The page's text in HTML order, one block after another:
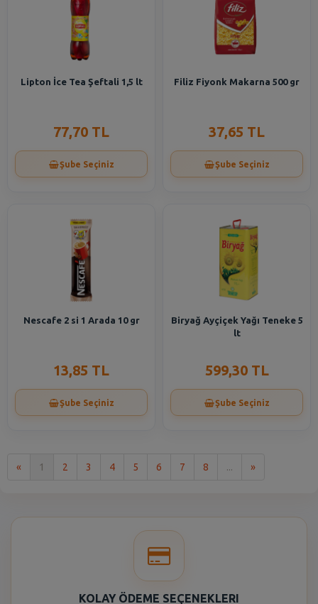
Lipton İce Tea Şeftali 1,5 lt
77,70 TL
Şube Seçiniz
Filiz Fiyonk Makarna 500 gr
37,65 TL
Şube Seçiniz
Nescafe 2 si 1 Arada 10 gr
13,85 TL
Şube Seçiniz
Biryağ Ayçiçek Yağı Teneke 5
lt
599,30 TL
Şube Seçiniz
« 1 2 3 4 5 6 7 8 ... »Son
KOLAY ÖDEME SEÇENEKLERI